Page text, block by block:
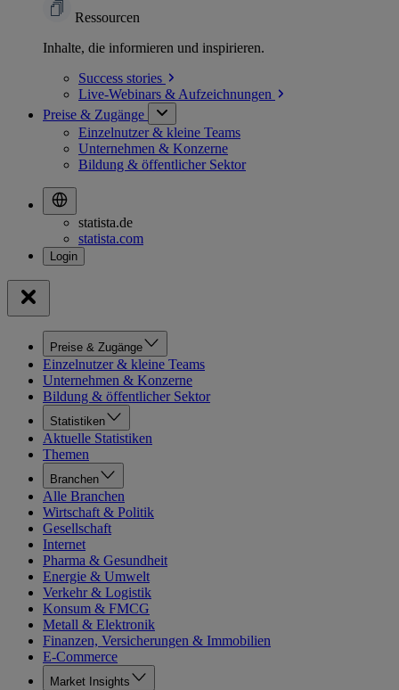
Ressourcen
Inhalte, die informieren und inspirieren.
Success stories
Live-Webinars & Aufzeichnungen
Preise & Zugänge
Einzelnutzer & kleine Teams
Unternehmen & Konzerne
Bildung & öffentlicher Sektor
statista.de
statista.com
Preise & Zugänge
Einzelnutzer & kleine Teams
Unternehmen & Konzerne
Bildung & öffentlicher Sektor
Statistiken
Aktuelle Statistiken
Themen
Branchen
Alle Branchen
Wirtschaft & Politik
Gesellschaft
Internet
Pharma & Gesundheit
Energie & Umwelt
Verkehr & Logistik
Konsum & FMCG
Metall & Elektronik
Finanzen, Versicherungen & Immobilien
E-Commerce
Market Insights